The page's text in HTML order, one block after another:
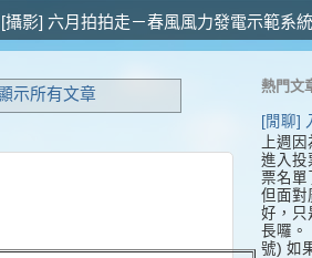
[攝影] 六月拍拍走－春風風力發電示範系統
示所有文章 熱門文
[閒聊]
上週
進入投
票名單
但面對
好，只
長囉
號) 如